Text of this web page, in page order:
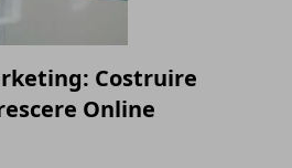
Costruire
Online